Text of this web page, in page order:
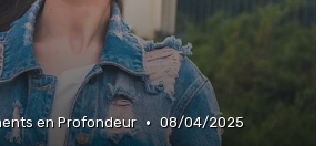
en Profondeur • 08/04/2025